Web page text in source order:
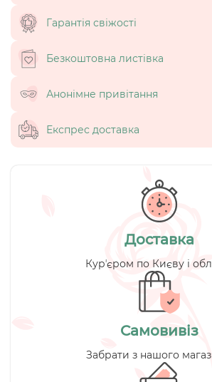
Гарантія свіжості
Безкоштовна листівка
Анонімне привітання
Експрес доставка
Доставка
Курʼєром по Києву і
Самовивіз
Забрати з нашого